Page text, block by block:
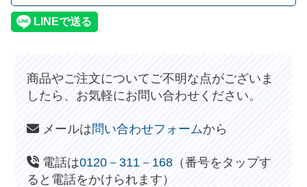
商品やご注文についてご不明な点がございま
したら、お気軽にお問い合わせください。
メールは問い合わせフォームから
電話は0120－311－168 （番号をタップす
ると電話をかけられます）